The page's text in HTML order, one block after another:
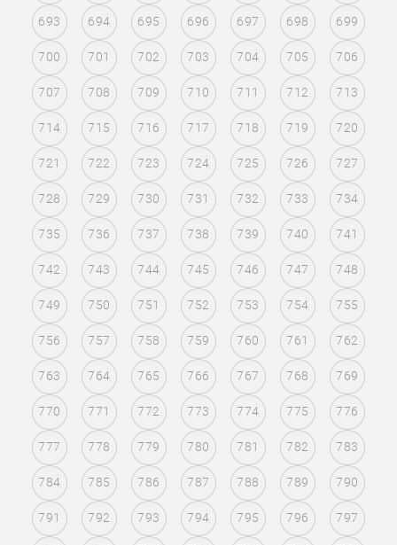
693 694 695 696 697 698 699
700 701 702 703 704 705 706
707 708 709 710 711 712 713
714 715 716 717 718 719 720
721 722 723 724 725 726 727
728 729 730 731 732 733 734
735 736 737 738 739 740 741
742 743 744 745 746 747 748
749 750 751 752 753 754 755
756 757 758 759 760 761 762
763 764 765 766 767 768 769
770 771 772 773 774 775 776
777 778 779 780 781 782 783
784 785 786 787 788 789 790
791 792 793 794 795 796 797